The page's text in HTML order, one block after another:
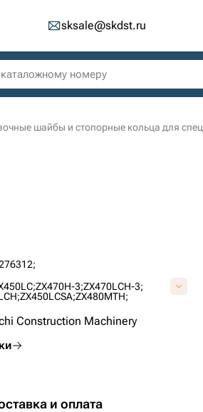
sksale@skdst.ru
шайбы и стопорные кольца для
ZX470H-3;ZX470LCH-3;
ZX450LCSA;ZX480MTH;
Construction Machinery
и оплата